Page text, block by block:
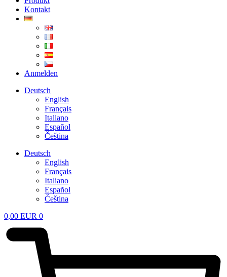
Kontakt
Anmelden
Deutsch
English
Français
Italiano
Español
Čeština
Deutsch
English
Français
Italiano
Español
Čeština
0,00 EUR 0